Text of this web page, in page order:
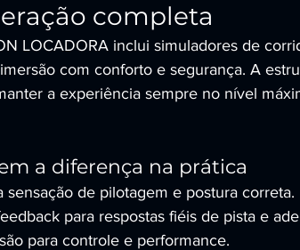
completa
LOCADORA inclui simuladores de
com conforto e segurança. A
a experiência sempre no nível
a diferença na prática
sensação de pilotagem e postura correta.
para respostas fiéis de pista e
para controle e performance.